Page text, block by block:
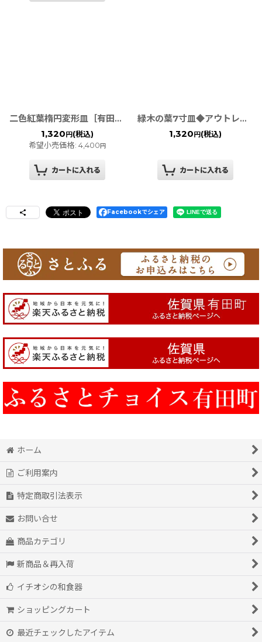
二色紅葉楕円変形皿［有田焼］◆アウトレット◆
1,320 円(税込)
希望小売価格: 4,400円
緑木の葉7寸皿◆アウトレット◆
1,320 円(税込)
Facebookでシェア
ホーム
ご利用案内
特定商取引法表示
お問い合せ
商品カテゴリ
新商品＆再入荷
イチオシの和食器
ショッピングカート
最近チェックしたアイテム